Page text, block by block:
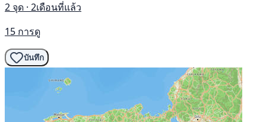
2 จุด · 2เดือนที่แล้ว
15 การดู
บันทึก